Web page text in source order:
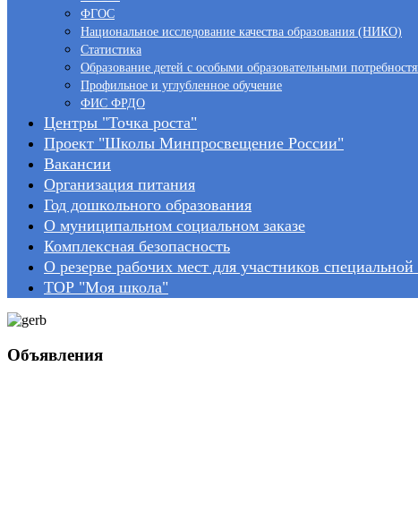
Запись в школу
ФГОС
Нормативно-правовые документы
Аналитические и методические материалы
Новости
Национальное исследование качества образования (НИКО)
Статистика
Образование детей с особыми образовательными
Профильное и углубленное обучение
ФИС ФРДО
Центры "Точка роста"
Планы центров "Точка Роста"
Проект "Школы Минпросвещение России"
Вакансии
Организация питания
Год дошкольного образования
О муниципальном социальном заказе
Комплексная безопасность
О резерве рабочих мест для участников
Управление Федеральной службой государственной
ТОР "Моя школа"
Объявления